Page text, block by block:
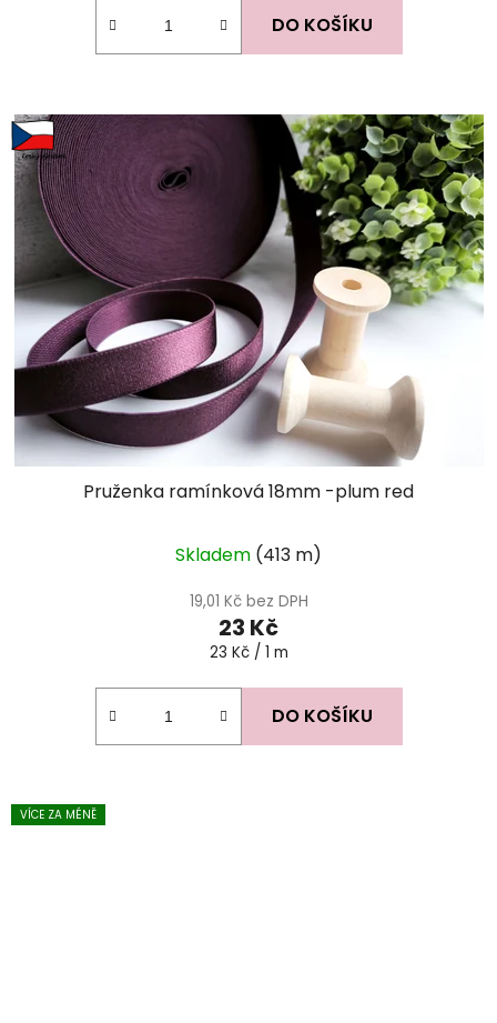
DO KOŠÍKU
Pruženka ramínková 18mm -plum red
Skladem (413 m)
19,01 Kč bez DPH
23 Kč
Měrná
23 Kč / 1 m
DO KOŠÍKU
VÍCE ZA MÉNĚ